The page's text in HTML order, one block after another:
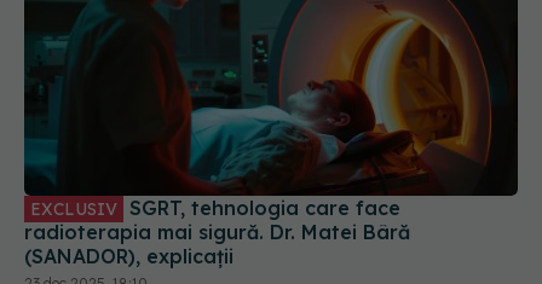
radioterapia mai sigură. Dr. Matei Bâră
(SANADOR), explicații
23 dec 2025, 18:10